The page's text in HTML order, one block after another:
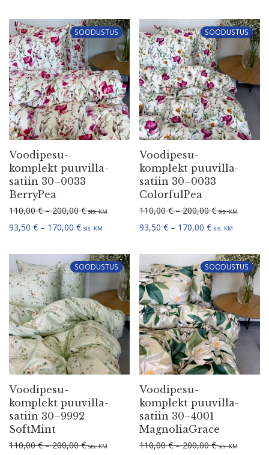
SOODUSTUS
Voodi­pe­su­
komplekt puuvil­la­
satiin 30–0033
BerryPea
110,00€ – 200,00€Hinna­va­hemik: 110,00 € kuni 200,00 €
sis.KM
93,50 € – 170,00 €Hinna­va­hemik: 93,50 € kuni 170,00 €
sis. KM
SOODUSTUS
Voodi­pe­su­
komplekt puuvil­la­
satiin 30–0033
ColorfulPea
110,00€ – 200,00€ sis.KM
93,50 € – 170,00 € sis. KM
SOODUSTUS
Voodi­pe­su­
komplekt puuvil­la­
satiin 30–9992
SoftMint
110,00€ – 200,00€Hinna­va­hemik: 110,00 € kuni 200,00 €
sis.KM
SOODUSTUS
Voodi­pe­su­
komplekt puuvil­la­
satiin 30–4001
MagnoliaGrace
110,00€ – 200,00€ sis.KM